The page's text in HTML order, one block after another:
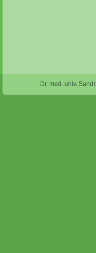
Dr. med. univ.